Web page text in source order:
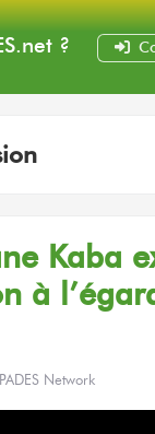
.net?
Kaba
à
PADES Network